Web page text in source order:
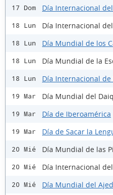
17 Dom Día Internacional
18 Lun Día Internacional
18 Lun Día Mundial de los
18 Lun Día Mundial de la
18 Lun Día Internacional
19 Mar Día Mundial del
19 Mar Día de Iberoamérica
19 Mar Día de Sacar la
20 Mié Día Mundial de las
20 Mié Día Internacional
20 Mié Día Mundial del